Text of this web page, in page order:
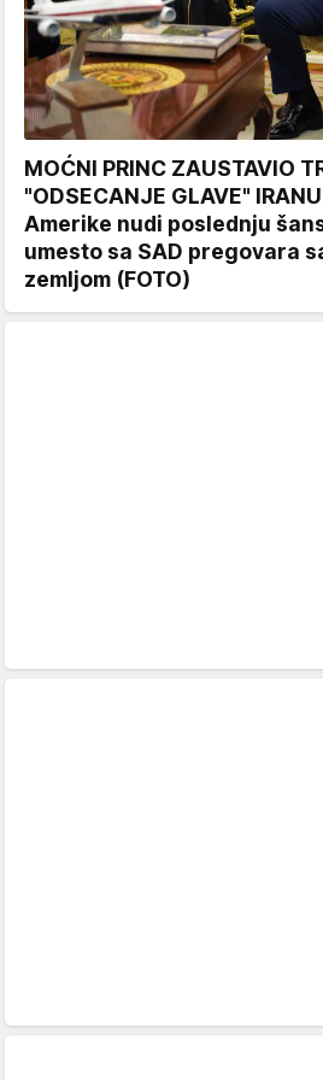
MOĆNI PRINC ZAUSTAVIO
"ODSECANJE GLAVE"
Amerike nudi poslednju
umesto sa SAD pregovara
zemljom (FOTO)